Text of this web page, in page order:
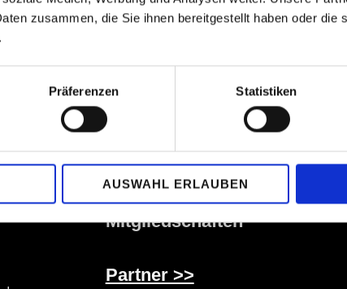
zusammen, die Sie ihnen bereitgestellt haben oder die
Präferenzen Statistiken
AUSWAHL ERLAUBEN
info at piano-competition-kronberg.de
Mitgliedschaften
Partner >>